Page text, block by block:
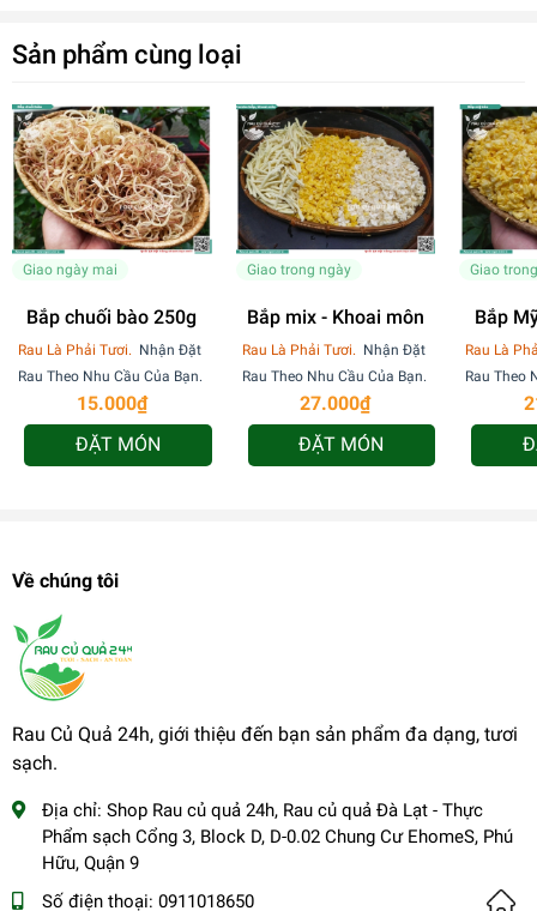
Sản phẩm cùng loại
Giao ngày mai
Bắp chuối bào 250g
Rau Là Phải Tươi. Nhận Đặt
Rau Theo Nhu Cầu Của Bạn.
15.000₫
ĐẶT MÓN
Giao trong ngày
Bắp mix - Khoai môn
Rau Là Phải Tươi. Nhận Đặt
Rau Theo Nhu Cầu Của Bạn.
27.000₫
ĐẶT MÓN
Giao
Bắp
Rau Là
Rau Theo
Về chúng tôi
Rau Củ Quả 24h, giới thiệu đến bạn sản phẩm đa dạng, tươi
sạch.
Địa chỉ: Shop Rau củ quả 24h, Rau củ quả Đà Lạt - Thực
Phẩm sạch Cổng 3, Block D, D-0.02 Chung Cư EhomeS, Phú
Hữu, Quận 9
Số điện thoại: 0911018650